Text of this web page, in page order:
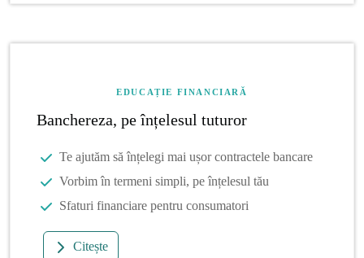
EDUCAȚIE FINANCIARĂ
Banchereza, pe înțelesul tuturor
Te ajutăm să înțelegi mai ușor contractele bancare
Vorbim în termeni simpli, pe înțelesul tău
Sfaturi financiare pentru consumatori
Citește